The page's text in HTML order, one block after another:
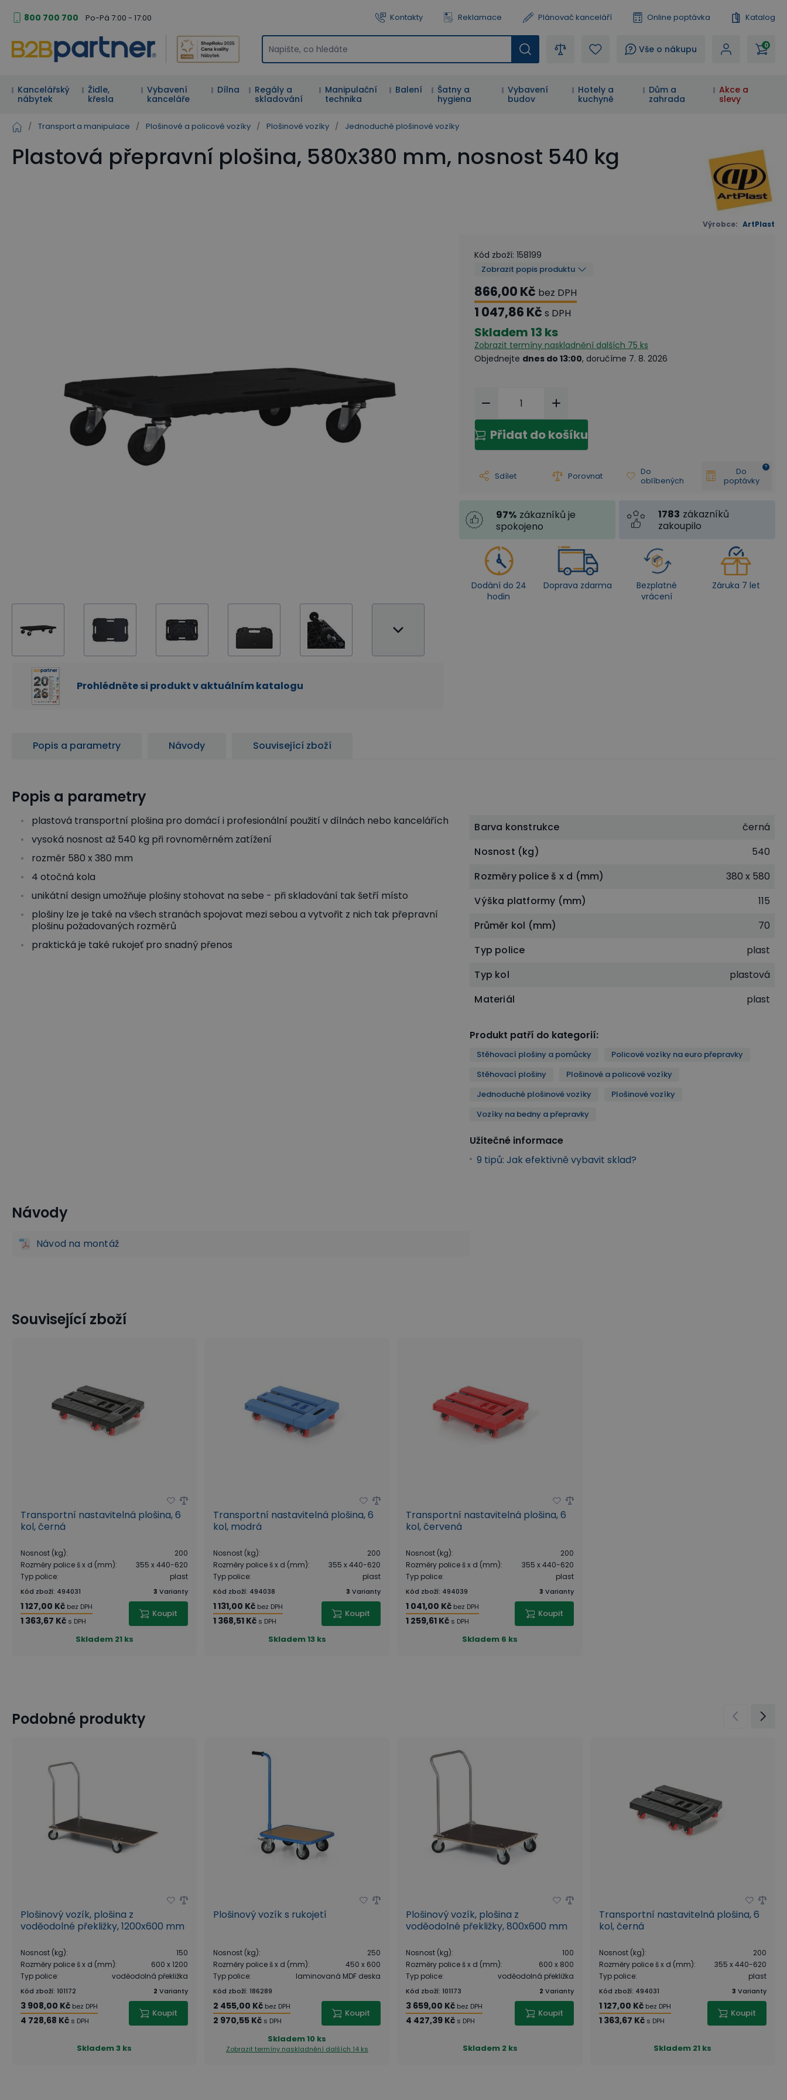
800 700 700 Po-Pá 7:00 - 17:00 Kontakty Reklamace Plánovač kanceláří Online poptávka Katalog
? Vše o nákupu 0
Kancelářský
nábytek
Židle,
křesla
Vybavení
kanceláře
Dílna
Regály a
skladování
Manipulační
technika
Balení
Šatny a
hygiena
Vybavení
budov
Hotely a
kuchyně
Dům a
zahrada
Akce a
slevy
/ Transport a manipulace / Plošinové a policové vozíky / Plošinové vozíky / Jednoduché plošinové vozíky
Plastová přepravní plošina, 580x380 mm, nosnost 540 kg
Výrobce: ArtPlast
Prohlédněte si produkt v aktuálním katalogu
Kód zboží: 158199
Zobrazit popis produktu
866,00 Kč bez DPH
1 047,86 Kč s DPH
Skladem 13 ks
Zobrazit termíny naskladnění dalších 75 ks
Objednejte dnes do 13:00, doručíme 7. 8. 2026
Přidat do košíku
Sdílet Porovnat
Do
oblíbených
Do
poptávky
97% zákazníků je
spokojeno
1783 zákazníků
zakoupilo
Dodání do 24
hodin
Doprava zdarma
Bezplatné
vrácení
Záruka 7 let
Popis a parametry Návody Související zboží
Popis a parametry
plastová transportní plošina pro domácí i profesionální použití v dílnách nebo kancelářích
vysoká nosnost až 540 kg při rovnoměrném zatížení
rozměr 580 x 380 mm
4 otočná kola
unikátní design umožňuje plošiny stohovat na sebe - při skladování tak šetří místo
plošiny lze je také na všech stranách spojovat mezi sebou a vytvořit z nich tak přepravní
plošinu požadovaných rozměrů
praktická je také rukojeť pro snadný přenos
Barva konstrukce
černá
Nosnost (kg)
540
Rozměry police š x d (mm)
380 x 580
Výška platformy (mm)
115
Průměr kol (mm)
70
Typ police
plast
Typ kol
plastová
Materiál
plast
Produkt patří do kategorií:
Stěhovací plošiny a pomůcky
Policové vozíky na euro přepravky
Stěhovací plošiny
Plošinové a policové vozíky
Jednoduché plošinové vozíky
Plošinové vozíky
Vozíky na bedny a přepravky
Užitečné informace
9 tipů: Jak efektivně vybavit sklad?
Stěhovací plošiny a pomůcky
Návody
Návod na montáž
Související zboží
Transportní nastavitelná plošina, 6
kol, černá
Nosnost (kg):
200
Rozměry police š x d (mm):
355 x 440-620
Typ police: plast
Kód zboží: 494031 3 Varianty
1 127,00 Kč bez DPH
1 363,67 Kč s DPH
Koupit
Skladem 21 ks
Transportní nastavitelná plošina, 6
kol, modrá
Nosnost (kg):
200
Rozměry police š x d (mm):
355 x 440-620
Typ police: plast
Kód zboží: 494038 3 Varianty
1 131,00 Kč bez DPH
1 368,51 Kč s DPH
Koupit
Skladem13 ks
Transportní nastavitelná plošina, 6
kol, červená
Nosnost (kg):
200
Rozměry police š x d (mm):
355 x 440-620
Typ police: plast
Kód zboží: 494039 3 Varianty
1 041,00 Kč bez DPH
1 259,61 Kč s DPH
Koupit
Skladem 6 ks
9 tipů: Jak efektivně vybavit sklad?
Podobné produkty
Plošinový vozík, plošina z
voděodolné překližky, 1200x600 mm
Nosnost (kg):
150
Rozměry police š x d (mm):
600 x 1200
Typ police: voděodolná překližka
Kód zboží: 101172 2 Varianty
3 908,00 Kč bez DPH
4 728,68 Kč s DPH
Koupit
Skladem3 ks
Plošinový vozík s rukojetí
Nosnost (kg):
250
Rozměry police š x d (mm):
450 x 600
Typ police: laminovaná MDF deska
Kód zboží:186289
2 455,00 Kč bez DPH
2 970,55 Kč s DPH
Koupit
Skladem10 ks
Zobrazit termíny naskladnění dalších 14 ks
Plošinový vozík, plošina z
voděodolné překližky, 800x600 mm
Nosnost (kg):
100
Rozměry police š x d (mm):
600 x 800
Typ police: voděodolná překližka
Kód zboží:101173 2 Varianty
3 659,00 Kč bez DPH
4 427,39 Kč s DPH
Koupit
Skladem 2 ks
Transportní nastavitelná plošina, 6
kol, černá
Nosnost (kg):
200
Rozměry police š x d (mm):
355 x 440-620
Typ police: plast
Kód zboží: 494031 3 Varianty
1 127,00 Kč bez DPH
1 363,67 Kč s DPH
Koupit
Skladem 21 ks